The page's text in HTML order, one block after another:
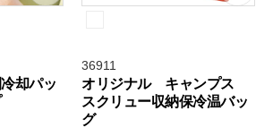
却パッ
36911
オリジナル キャンプス
スクリュー収納保冷温バッ
グ